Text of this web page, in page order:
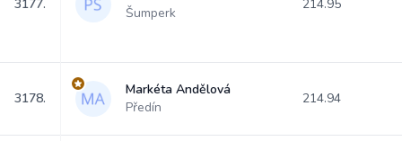
3177.
Šumperk
214.95
3178.
Markéta Andělová
Předín
214.94